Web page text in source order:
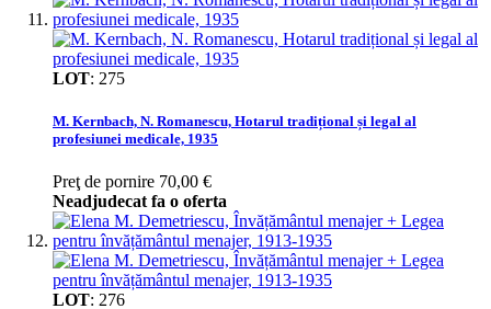
LOT: 275
M. Kernbach, N. Romanescu, Hotarul tradițional și legal al
profesiunei medicale, 1935
Preţ de pornire 70,00 €
Neadjudecat fa o oferta
LOT: 276